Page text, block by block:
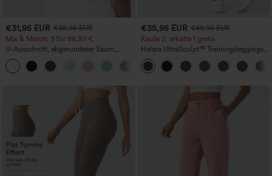
€31,95 EUR €35,95 EUR
Mix & Match: 3 für 88,30 €
U-Ausschnitt, abgerundeter Saum,
InstantCool Yoga-Trägertop – UPF50+
€35,95 EUR €40,95 EUR
Kaufe 2, erhalte 1 gratis
Halara UltraSculpt™ Trainingsleggings
mit hohem Bund – raffende Push-up-
Po-Form, Bauchkontrolle, Taschen und
formende Passform